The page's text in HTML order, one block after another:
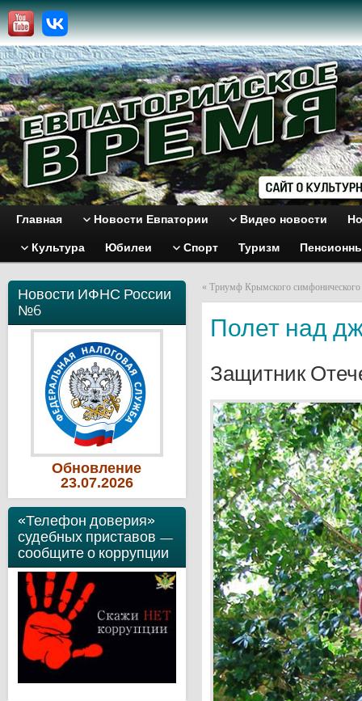
Главная Новости Евпатории Видео новости
Культура Юбилеи Спорт Туризм
Новости ИФНС России
№6
Обновление
23.07.2026
«Телефон доверия»
судебных приставов —
сообщите о коррупции
« Триумф Крымского симфонического
Полет над
Защитник